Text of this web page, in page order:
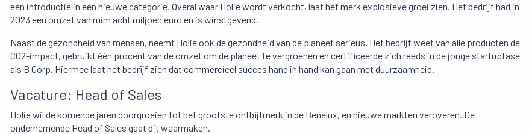
een introductie in een nieuwe categorie. Overal waar Holie wordt verkocht, laat het merk explosieve groei zien. Het bedrijf had in
2023 een omzet van ruim acht miljoen euro en is winstgevend.
Naast de gezondheid van mensen, neemt Holie ook de gezondheid van de planeet serieus. Het bedrijf weet van alle producten de
CO2-impact, gebruikt één procent van de omzet om de planeet te vergroenen en certificeerde zich reeds in de jonge startupfase
als B Corp. Hiermee laat het bedrijf zien dat commercieel succes hand in hand kan gaan met duurzaamheid.
Vacature: Head of Sales
Holie wil de komende jaren doorgroeien tot het grootste ontbijtmerk in de Benelux, en nieuwe markten veroveren. De
ondernemende Head of Sales gaat dit waarmaken.